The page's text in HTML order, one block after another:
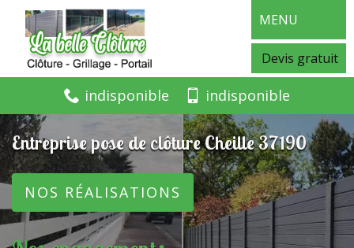
MENU
Devis gratuit
indisponible indisponible
Entreprise pose de clôture Cheille 37190
NOS RÉALISATIONS